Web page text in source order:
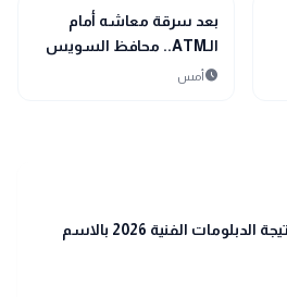
map
أخبار المحافظات
بعد سرقة معاشه أمام
الـATM.. محافظ السويس
يتدخل لإنصاف مسن
scheduleأمس
أعرف درجاتك عندنا.. نتيجة الدبلومات الفنية 2026 بالاسم